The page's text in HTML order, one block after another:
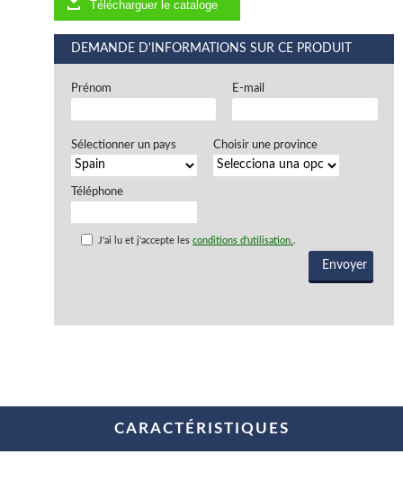
Télécharguer le cataloge
DEMANDE D'INFORMATIONS SUR CE PRODUIT
Prénom E-mail
Sélectionner un pays Choisir une province
Téléphone
J'ai lu et j'accepte lesconditions d'utilisation.
CARACTÉRISTIQUES